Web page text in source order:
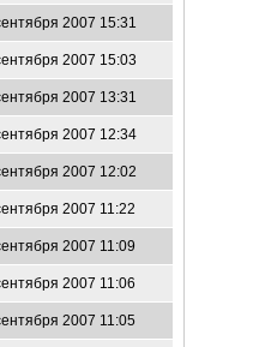
2007 15:31
2007 15:03
2007 13:31
2007 12:34
2007 12:02
2007 11:22
2007 11:09
2007 11:06
2007 11:05